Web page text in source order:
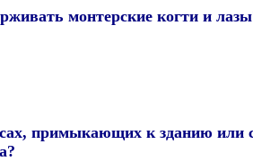
монтерские когти и
примыкающих к зданию